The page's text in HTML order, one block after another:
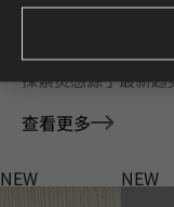
Deco
探索灵感源于最新趋
查看更多
NEW NEW